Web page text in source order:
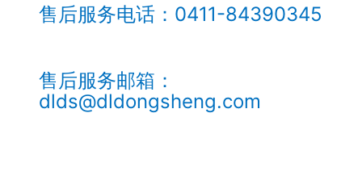
售后服务电话：0411-84390345
售后服务邮箱：
dlds@dldongsheng.com